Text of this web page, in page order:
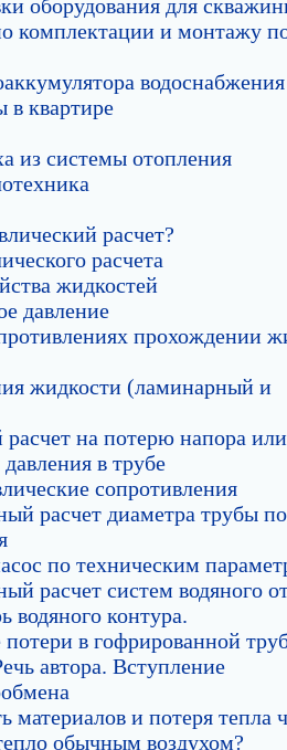
оборудования для
комплектации и монтажу
в квартире
из системы отопления
расчет?
расчета
жидкостей
давление
прохождении
жидкости (ламинарный и
расчет на потерю напора
в трубе
сопротивления
расчет диаметра трубы
по техническим
расчет систем водяного
водяного контура.
в гофрированной
автора. Вступление
материалов и потеря тепла
обычным воздухом?